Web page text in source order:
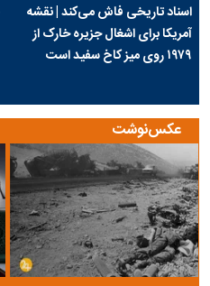
اسناد تاریخی فاش می‌کند | نقشه
آمریکا برای اشغال جزیره خارک از
۱۹۷۹ روی میز کاخ سفید است
عکس‌نوشت